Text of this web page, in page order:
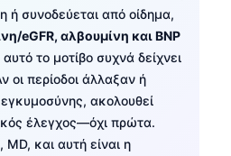
ή συνοδεύεται από οίδημα,
eGFR, αλβουμίνη και BNP
αυτό το μοτίβο συχνά δείχνει
οι περίοδοι άλλαξαν ή
ακολουθεί
έλεγχος—όχι πρώτα.
MD, και αυτή είναι η